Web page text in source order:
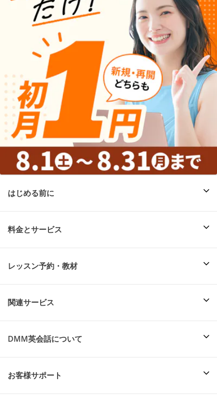
はじめる前に
料金とサービス
レッスン予約・教材
関連サービス
DMM英会話について
お客様サポート